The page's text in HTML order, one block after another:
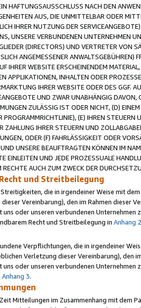
HAFTUNGSAUSSCHLUSS NACH DEN
AUS, DIE UNMITTELBAR ODER
IHRER NUTZUNG DER
UNSERE VERBUNDENEN UNTERNEHMEN
(DIRECTORS) UND VERTRETER VON
ANGEMESSENER
IHRER WEBSITE ERSCHEINENDEM
APPLIKATIONEN, INHALTEN ODER
IHRER WEBSITE ODER DES GGF.
UND ZWAR UNABHÄNGIG
ZULÄSSIG IST ODER NICHT, (D)
PROGRAMMRICHTLINIE), (E) IHREN
ZAHLUNG IHRER STEUERN UND
ODER (F) FAHRLÄSSIGKEIT ODER
UNSERE BEAUFTRAGTEN KÖNNEN IM
EINLEITEN UND JEDE PROZESSUALE
RECHTE AUCH ZUM ZWECK DER
und Streitbeilegung
die in irgendeiner Weise mit
Vereinbarung), den im Rahmen dieser
uns oder unseren verbundenen
Recht und Streitbeilegung in Anhang 2
Verpflichtungen, die in irgendeiner
Verletzung dieser Vereinbarung), den
uns oder unseren verbundenen
Anhang 3.
Mitteilungen im Zusammenhang mit dem